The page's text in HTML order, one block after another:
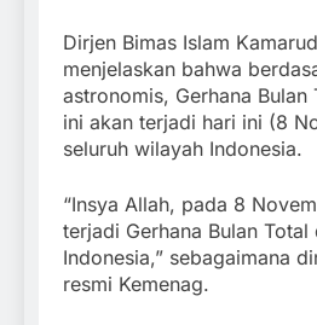
Dirjen Bimas Islam
menjelaskan bahwa
astronomis, Gerhana Bulan
ini akan terjadi hari ini (8
seluruh wilayah Indonesia.
“Insya Allah, pada 8
terjadi Gerhana Bulan
Indonesia,” sebagaimana
resmi Kemenag.